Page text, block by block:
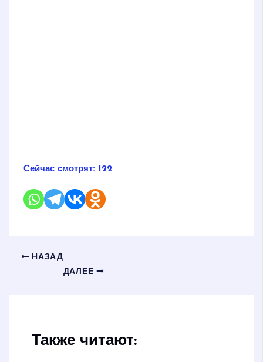
Сейчас смотрят: 122
НАЗАД
ДАЛЕЕ
Также читают: